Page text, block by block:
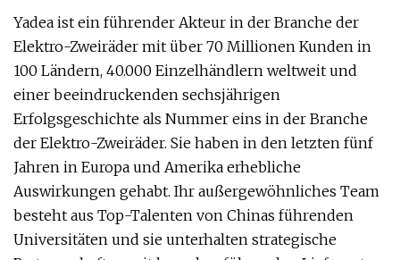
Yadea ist ein führender Akteur in der Branche der
Elektro-Zweiräder mit über 70 Millionen Kunden in
100 Ländern, 40.000 Einzelhändlern weltweit und
einer beeindruckenden sechsjährigen
Erfolgsgeschichte als Nummer eins in der Branche
der Elektro-Zweiräder. Sie haben in den letzten fünf
Jahren in Europa und Amerika erhebliche
Auswirkungen gehabt. Ihr außergewöhnliches Team
besteht aus Top-Talenten von Chinas führenden
Universitäten und sie unterhalten strategische